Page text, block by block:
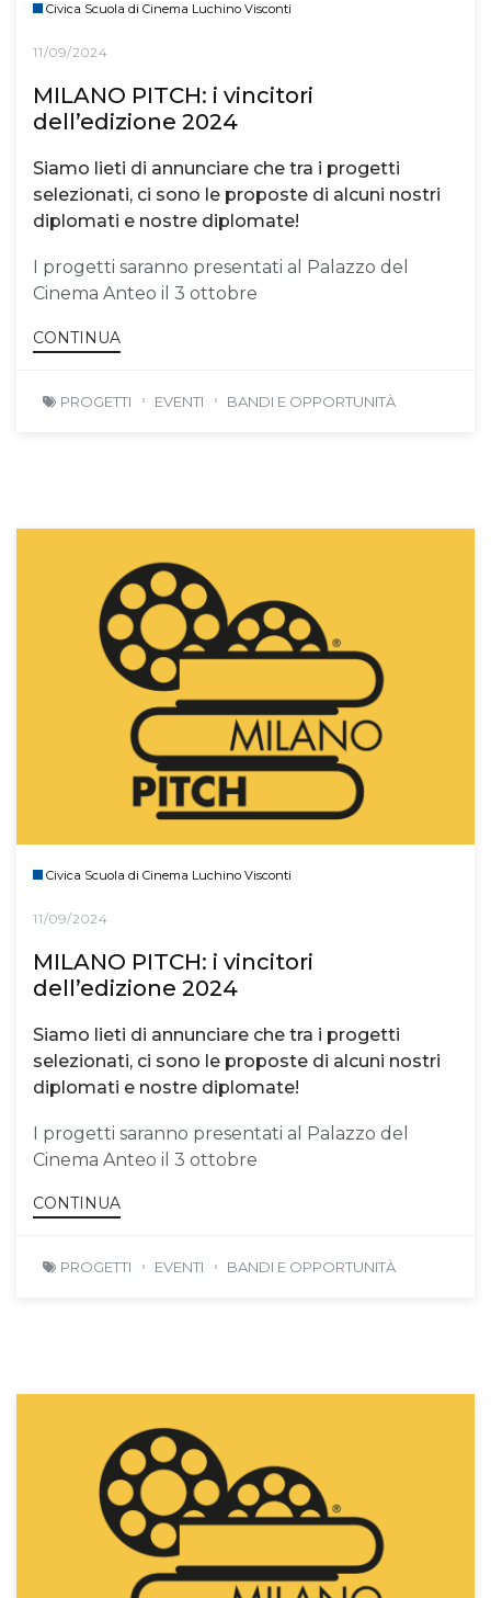
Civica Scuola di Cinema Luchino Visconti
11/09/2024
MILANO PITCH: i vincitori
dell’edizione 2024
Siamo lieti di annunciare che tra i progetti
selezionati, ci sono le proposte di alcuni nostri
diplomati e nostre diplomate!
I progetti saranno presentati al Palazzo del
Cinema Anteo il 3 ottobre
CONTINUA
PROGETTI EVENTI BANDI E OPPORTUNITÀ
Civica Scuola di Cinema Luchino Visconti
11/09/2024
MILANO PITCH: i vincitori
dell’edizione 2024
Siamo lieti di annunciare che tra i progetti
selezionati, ci sono le proposte di alcuni nostri
diplomati e nostre diplomate!
I progetti saranno presentati al Palazzo del
Cinema Anteo il 3 ottobre
CONTINUA
PROGETTI EVENTI BANDI E OPPORTUNITÀ